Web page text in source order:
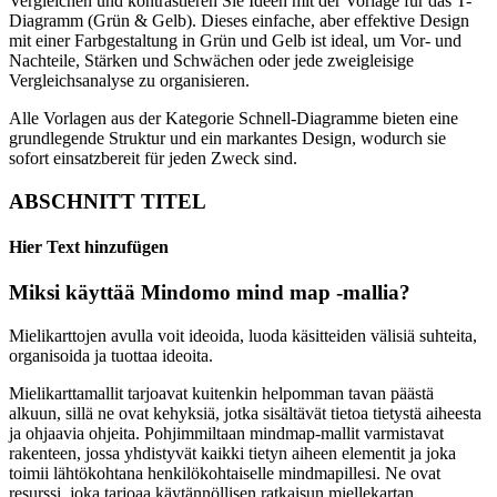
Diagramm (Grün & Gelb). Dieses einfache, aber effektive Design
mit einer Farbgestaltung in Grün und Gelb ist ideal, um Vor- und
Nachteile, Stärken und Schwächen oder jede zweigleisige
Vergleichsanalyse zu organisieren.
Alle Vorlagen aus der Kategorie Schnell-Diagramme bieten eine
grundlegende Struktur und ein markantes Design, wodurch sie
sofort einsatzbereit für jeden Zweck sind.
ABSCHNITT TITEL
Hier Text hinzufügen
Miksi käyttää Mindomo mind map -mallia?
Mielikarttojen avulla voit ideoida, luoda käsitteiden välisiä suhteita,
organisoida ja tuottaa ideoita.
Mielikarttamallit tarjoavat kuitenkin helpomman tavan päästä
alkuun, sillä ne ovat kehyksiä, jotka sisältävät tietoa tietystä aiheesta
ja ohjaavia ohjeita. Pohjimmiltaan mindmap-mallit varmistavat
rakenteen, jossa yhdistyvät kaikki tietyn aiheen elementit ja joka
toimii lähtökohtana henkilökohtaiselle mindmapillesi. Ne ovat
resurssi, joka tarjoaa käytännöllisen ratkaisun miellekartan